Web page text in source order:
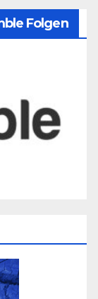
Folgen